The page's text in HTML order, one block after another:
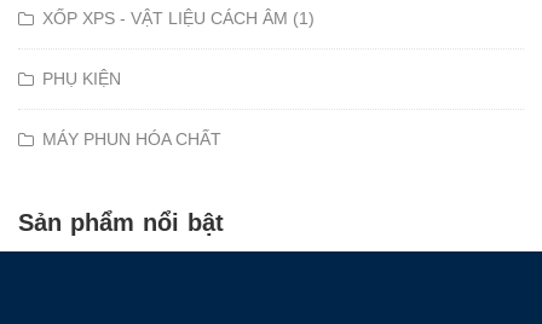
XỐP XPS - VẬT LIỆU CÁCH ÂM (1)
PHỤ KIỆN
MÁY PHUN HÓA CHẤT
Sản phẩm nổi bật